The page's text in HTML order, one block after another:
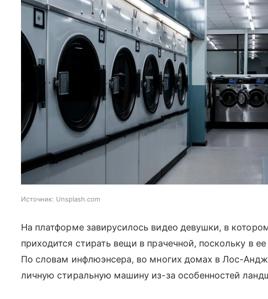
Источник: Unsplash.com
На платформе завирусилось видео девушки, в
приходится стирать вещи в прачечной, поскольку в
По словам инфлюэнсера, во многих домах в Лос-
личную стиральную машину из-за особенностей